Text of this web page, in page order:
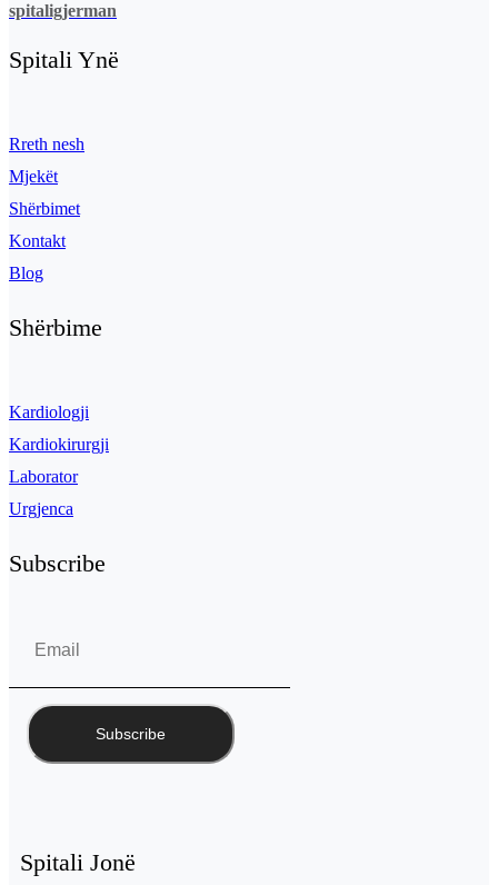
spitaligjerman
Spitali Ynë
Rreth nesh
Mjekët
Shërbimet
Kontakt
Blog
Shërbime
Kardiologji
Kardiokirurgji
Laborator
Urgjenca
Subscribe
Spitali Jonë